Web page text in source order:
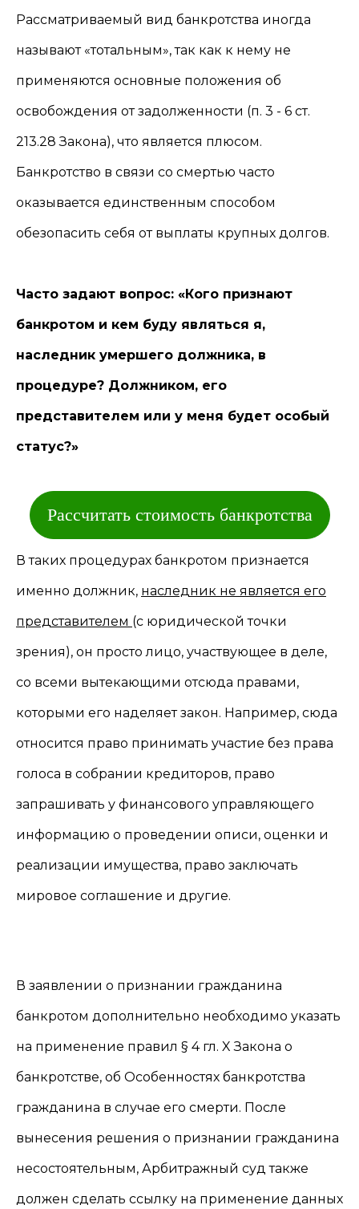
Рассматриваемый вид банкротства иногда
называют «тотальным», так как к нему не
применяются основные положения об
освобождения от задолженности (п. 3 - 6 ст.
213.28 Закона), что является плюсом.
Банкротство в связи со смертью часто
оказывается единственным способом
обезопасить себя от выплаты крупных долгов.
Часто задают вопрос: «Кого признают
банкротом и кем буду являться я,
наследник умершего должника, в
процедуре? Должником, его
представителем или у меня будет особый
статус?»
Рассчитать стоимость банкротства
В таких процедурах банкротом признается
именно должник, наследник не является его
представителем (с юридической точки
зрения), он просто лицо, участвующее в деле,
со всеми вытекающими отсюда правами,
которыми его наделяет закон. Например, сюда
относится право принимать участие без права
голоса в собрании кредиторов, право
запрашивать у финансового управляющего
информацию о проведении описи, оценки и
реализации имущества, право заключать
мировое соглашение и другие.
В заявлении о признании гражданина
банкротом дополнительно необходимо указать
на применение правил § 4 гл. X Закона о
банкротстве, об Особенностях банкротства
гражданина в случае его смерти. После
вынесения решения о признании гражданина
несостоятельным, Арбитражный суд также
должен сделать ссылку на применение данных